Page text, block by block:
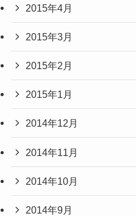
2015年4月
2015年3月
2015年2月
2015年1月
2014年12月
2014年11月
2014年10月
2014年9月